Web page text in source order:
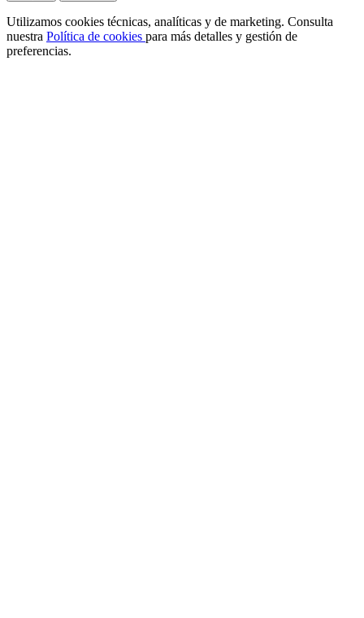
Utilizamos cookies técnicas, analíticas y de marketing. Consulta
nuestra Política de cookies para más detalles y gestión de
preferencias.